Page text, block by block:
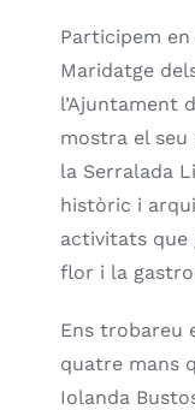
Participem
Maridatge
l’Ajuntament
mostra el seu
la Serralada
històric i
activitats que
flor i la
Ens trobareu
quatre mans
Iolanda